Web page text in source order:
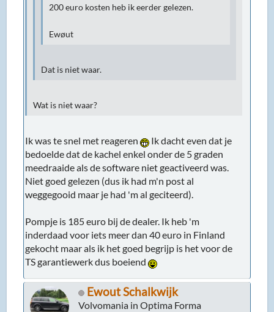
200 euro kosten heb ik eerder gelezen.
Ewøut
Dat is niet waar.
Wat is niet waar?
Ik was te snel met reageren
Ik dacht even dat je
bedoelde dat de kachel enkel onder de 5 graden
meedraaide als de software niet geactiveerd was.
Niet goed gelezen (dus ik had m'n post al
weggegooid maar je had 'm al geciteerd).
Pompje is 185 euro bij de dealer. Ik heb 'm
inderdaad voor iets meer dan 40 euro in Finland
gekocht maar als ik het goed begrijp is het voor de
TS garantiewerk dus boeiend
Ewout Schalkwijk
Volvomania in Optima Forma